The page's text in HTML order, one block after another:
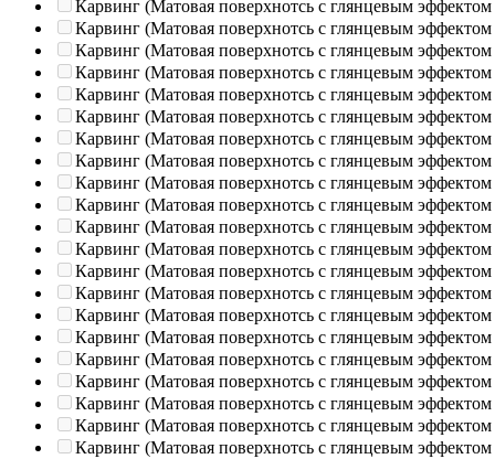
Карвинг (Матовая поверхнотсь с глянцевым эффектом
Карвинг (Матовая поверхнотсь с глянцевым эффектом
Карвинг (Матовая поверхнотсь с глянцевым эффектом
Карвинг (Матовая поверхнотсь с глянцевым эффектом
Карвинг (Матовая поверхнотсь с глянцевым эффектом
Карвинг (Матовая поверхнотсь с глянцевым эффектом
Карвинг (Матовая поверхнотсь с глянцевым эффектом
Карвинг (Матовая поверхнотсь с глянцевым эффектом
Карвинг (Матовая поверхнотсь с глянцевым эффектом
Карвинг (Матовая поверхнотсь с глянцевым эффектом
Карвинг (Матовая поверхнотсь с глянцевым эффектом
Карвинг (Матовая поверхнотсь с глянцевым эффектом
Карвинг (Матовая поверхнотсь с глянцевым эффектом
Карвинг (Матовая поверхнотсь с глянцевым эффектом
Карвинг (Матовая поверхнотсь с глянцевым эффектом
Карвинг (Матовая поверхнотсь с глянцевым эффектом
Карвинг (Матовая поверхнотсь с глянцевым эффектом
Карвинг (Матовая поверхнотсь с глянцевым эффектом
Карвинг (Матовая поверхнотсь с глянцевым эффектом
Карвинг (Матовая поверхнотсь с глянцевым эффектом
Карвинг (Матовая поверхнотсь с глянцевым эффектом